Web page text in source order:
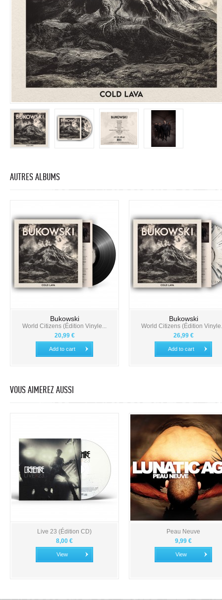
AUTRES ALBUMS
Bukowski
World Citizens (Édition Vinyle...
20,99 €
Add to cart
Bukowski
World Citizens (Édition
26,99 €
Add to cart
VOUS AIMEREZ AUSSI
Live 23 (Édition CD)
8,00 €
View
Peau Neuve
9,99 €
View